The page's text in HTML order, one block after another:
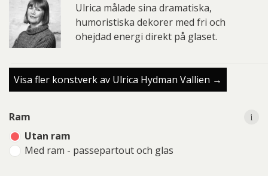
Ulrica målade sina dramatiska,
humoristiska dekorer med fri och
ohejdad energi direkt på glaset.
Visa fler konstverk av Ulrica Hydman Vallien →
Ram
Utan ram
Med ram - passepartout och glas
i